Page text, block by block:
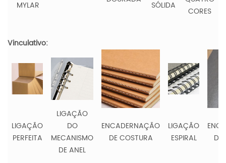
MYLAR
SÓLIDA
CORES
Vinculativo:
LIGAÇÃO
PERFEITA
LIGAÇÃO
DO
MECANISMO
DE ANEL
ENCADERNAÇÃO
DE COSTURA
LIGAÇÃO
ESPIRAL
DE